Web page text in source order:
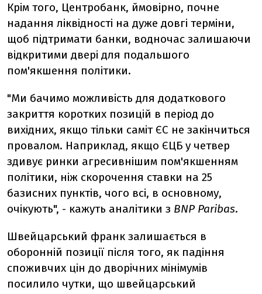
Крім того, Центробанк, ймовірно, почне
надання ліквідності на дуже довгі терміни,
щоб підтримати банки, водночас залишаючи
відкритими двері для подальшого
пом'якшення політики.
"Ми бачимо можливість для додаткового
закриття коротких позицій в період до
вихідних, якщо тільки саміт ЄС не закінчиться
провалом. Наприклад, якщо ЄЦБ у четвер
здивує ринки агресивнішим пом'якшенням
політики, ніж скорочення ставки на 25
базисних пунктів, чого всі, в основному,
очікують", - кажуть аналітики з BNP Paribas.
Швейцарський франк залишається в
оборонній позиції після того, як падіння
споживчих цін до дворічних мінімумів
посилило чутки, що швейцарський